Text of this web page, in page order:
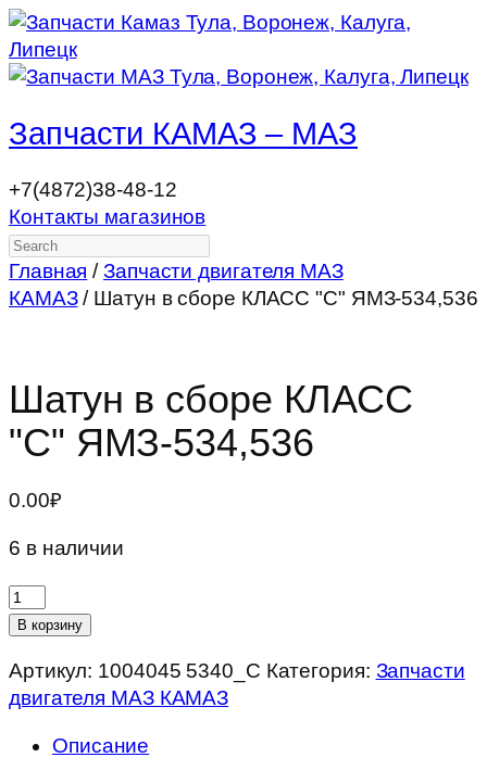
Запчасти КАМАЗ – МАЗ
+7(4872)38-48-12
Контакты магазинов
Search
Главная /Запчасти двигателя МАЗ
КАМАЗ/ Шатун в сборе КЛАСС "С" ЯМЗ-534,536
Шатун в сборе КЛАСС
"С" ЯМЗ-534,536
0.00₽
6 в наличии
Количество
товара
в
сборе
"С"
В корзину
Артикул: 1004045 5340_С Категория: Запчасти
двигателя МАЗ КАМАЗ
Описание